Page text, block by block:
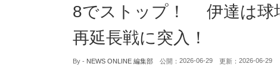
8でストップ！ 伊達は球
再延長戦に突入！
By - NEWS ONLINE 編集部 公開： 2026-06-29 更新： 2026-06-29